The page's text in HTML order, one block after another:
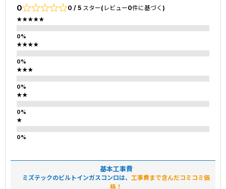
0 0 / 5 スター(レビュー0件に基づく)
★★★★★
★★★★
★★★
★★
★
基本工事費
ミズテックのビルトインガスコンロは、 工事費まで含んだコミコミ価
格！